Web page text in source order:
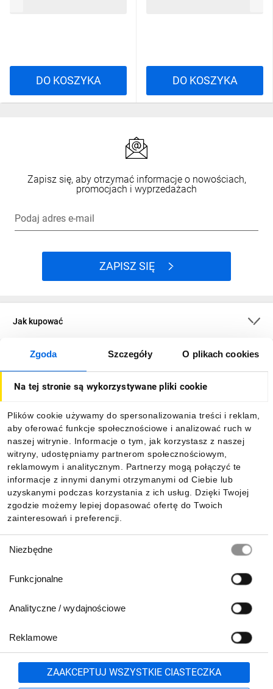
Zgoda Szczegóły O plikach cookies
Na tej stronie są wykorzystywane pliki cookie
Plików cookie używamy do spersonalizowania treści i reklam,
aby oferować funkcje społecznościowe i analizować ruch w
naszej witrynie. Informacje o tym, jak korzystasz z naszej
witryny, udostępniamy partnerom społecznościowym,
reklamowym i analitycznym. Partnerzy mogą połączyć te
informacje z innymi danymi otrzymanymi od Ciebie lub
uzyskanymi podczas korzystania z ich usług. Dzięki Twojej
zgodzie możemy lepiej dopasować ofertę do Twoich
zainteresowań i preferencji.
zgody
Niezbędne
Funkcjonalne
Analityczne / wydajnościowe
Reklamowe
ZAAKCEPTUJ WSZYSTKIE CIASTECZKA
DO KOSZYKA DO KOSZYKA
Zapisz się, aby otrzymać informacje o nowościach,
promocjach i wyprzedażach
Podaj adres e-mail
ZAPISZ SIĘ
Jak kupować
O firmie
Informacje
Pobierz naszą aplikację mobilną:
801 500 700 lub
71 37 61 600